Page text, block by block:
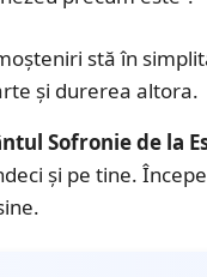
stă în
și durerea altora.
Sofronie de la
și pe tine.